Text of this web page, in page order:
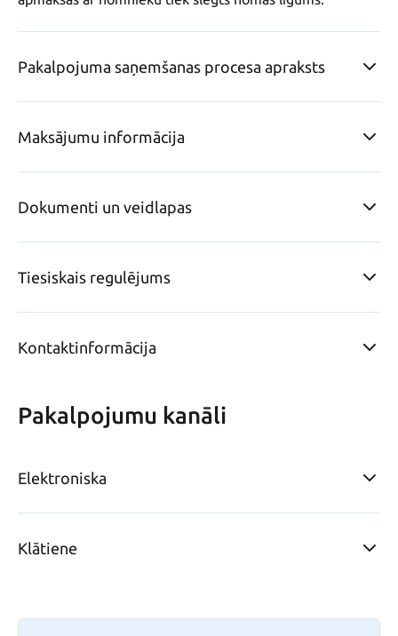
Pakalpojuma saņemšanas procesa apraksts
Maksājumu informācija
Dokumenti un veidlapas
Tiesiskais regulējums
Kontaktinformācija
Pakalpojumu kanāli
Elektroniska
Klātiene